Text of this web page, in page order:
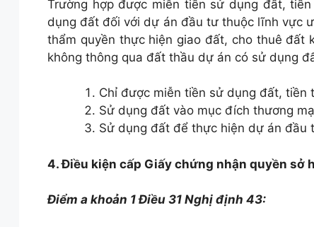
Trường hợp được miễn tiền sử dụng đất,
dụng đất đối với dự án đầu tư thuộc lĩnh vực
thẩm quyền thực hiện giao đất, cho thuê đất
không thông qua đất thầu dự án có sử dụng
Chỉ được miễn tiền sử dụng đất,
Sử dụng đất vào mục đích thương
Sử dụng đất để thực hiện dự án đầu
4. Điều kiện cấp Giấy chứng nhận quyền sở
Điểm a khoản 1 Điều 31 Nghị định 43: